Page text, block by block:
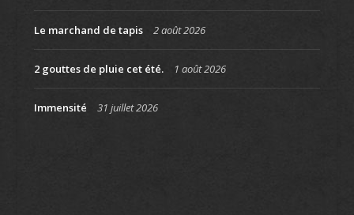
Le marchand de tapis 2 août 2026
2 gouttes de pluie cet été. 1 août 2026
Immensité 31 juillet 2026